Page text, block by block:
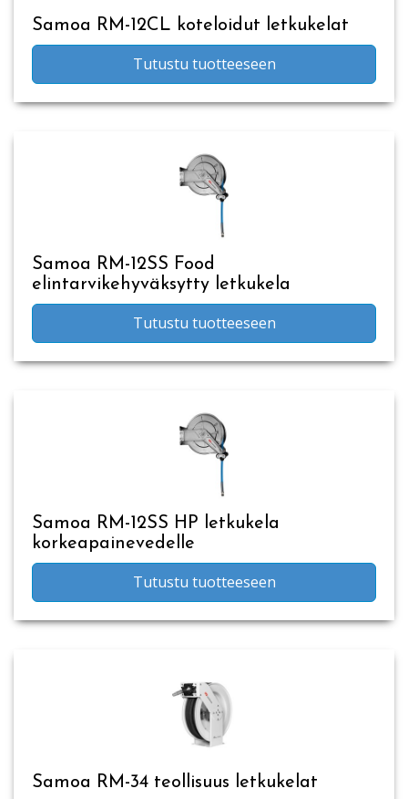
Samoa RM-12CL koteloidut letkukelat
Tutustu tuotteeseen
Samoa RM-12SS Food
elintarvikehyväksytty letkukela
Tutustu tuotteeseen
Samoa RM-12SS HP letkukela
korkeapainevedelle
Tutustu tuotteeseen
Samoa RM-34 teollisuus letkukelat